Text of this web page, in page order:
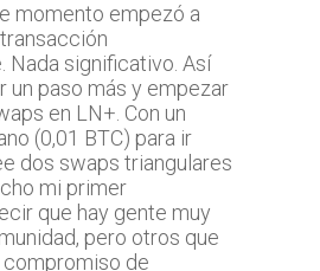
momento empezó a
Nada significativo. Así
un paso más y empezar
en LN+. Con un
(0,01 BTC) para ir
dos swaps triangulares
mi primer
que hay gente muy
pero otros que
compromiso de